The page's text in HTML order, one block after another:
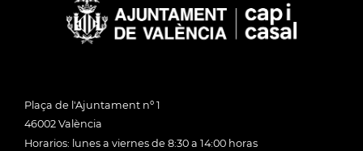
Plaça de l'Ajuntament nº 1
46002 València
Horarios: lunes a viernes de 8:30 a 14:00 horas